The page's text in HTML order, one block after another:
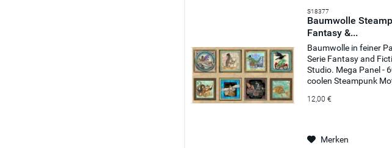
S18377
Baumwolle
Fantasy &...
Baumwolle in feiner
Serie Fantasy and
Studio. Mega Panel -
coolen Steampunk
JEdes Bild ist ca.
12,00 €
Merken